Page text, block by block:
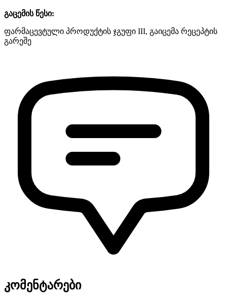
გაცემის წესი:
ფარმაცევტული პროდუქტის ჯგუფი III, გაიცემა რეცეპტის
გარეშე
კომენტარები